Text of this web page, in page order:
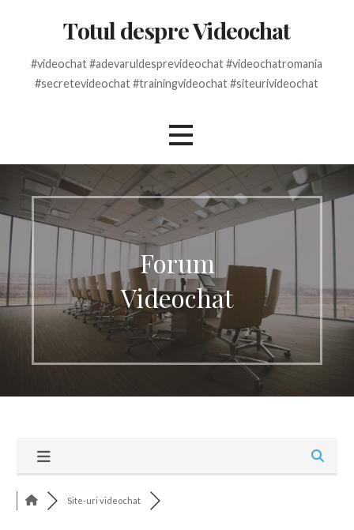
Totul despre Videochat
#videochat #adevaruldesprevideochat #videochatromania
#secretevideochat #trainingvideochat #siteurivideochat
Forum
Videochat
Site-uri videochat